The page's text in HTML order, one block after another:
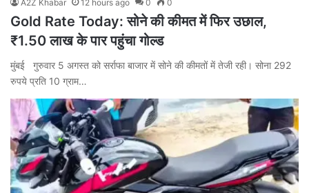
A2Z Khabar 12 hours ago 0 0
Gold Rate Today: सोने की कीमत में फिर उछाल,
₹1.50 लाख के पार पहुंचा गोल्ड
मुंबई गुरुवार 5 अगस्त को सर्राफा बाजार में सोने की कीमतों में तेजी रही। सोना 292
रुपये प्रति 10 ग्राम…